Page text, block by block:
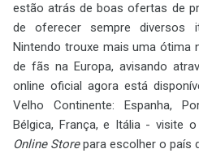
estão atrás de boas ofertas de
de oferecer sempre diversos
Nintendo trouxe mais uma ótima
de fãs na Europa, avisando
online oficial agora está
Velho Continente: Espanha,
Bélgica, França, e Itália - visite
Online Storepara escolher o país